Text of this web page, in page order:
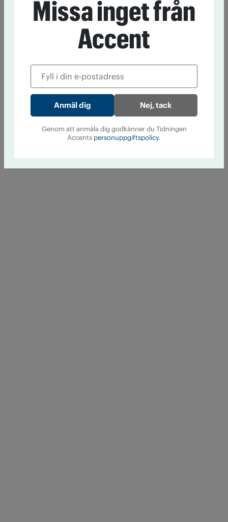
Missa inget från
Accent
Nej, tack
Genom att anmäla dig godkänner du Tidningen
Accents personuppgiftspolicy.